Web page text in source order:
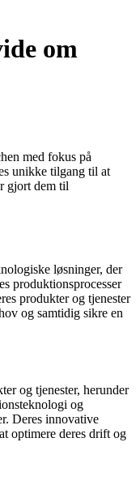
om
med fokus på
unikke tilgang til at
gjort dem til
løsninger, der
produktionsprocesser
produkter og tjenester
og samtidig sikre en
og tjenester, herunder
og
Deres innovative
optimere deres drift og